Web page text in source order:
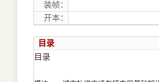
装帧：
开本：
目录
目录